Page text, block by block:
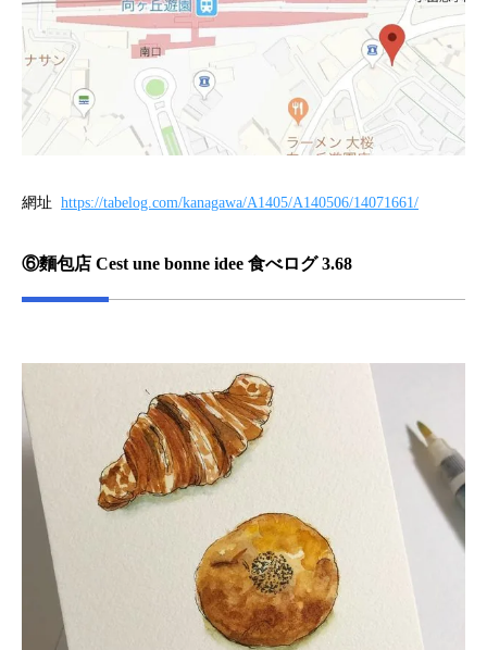
網址 https://tabelog.com/kanagawa/A1405/A140506/14071661/
⑥麵包店 Cest une bonne idee 食べログ 3.68